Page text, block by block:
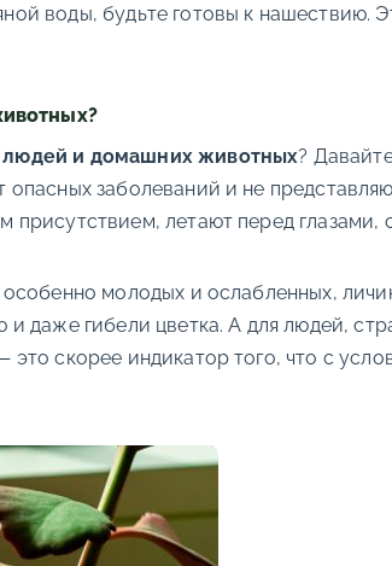
воды, будьте готовы к нашествию.
и домашних животных?
заболеваний и не
летают перед глазами,
молодых и ослабленных,
даже гибели цветка. А для людей,
скорее индикатор того, что с